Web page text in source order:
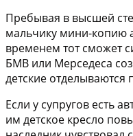
Пребывая в высшей
мальчику мини-копию
временем тот сможет
БМВ или Мерседеса
детские
Если у супругов есть
им детское кресло